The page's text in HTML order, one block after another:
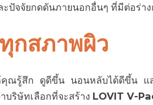
ปัจจัยกดดันภายนอกอื่นๆ ที่มีต่อร่า
กสภาพผิว
ณรู้สึก ดูดีขึ้น นอนหลับได้ดีขึ้น แล
บริษัทเลือกที่จะสร้าง LOVIT V-